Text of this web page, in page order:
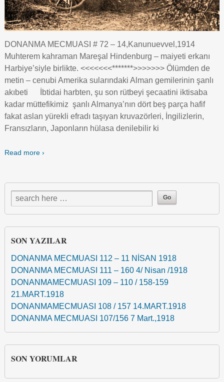
DONANMA MECMUASI # 72 – 14,Kanunuevvel,1914
Muhterem kahraman Mareşal Hindenburg – maiyeti erkanı
Harbiye’siyle birlikte. <<<<<<<*******>>>>>>> Ölümden de
metin – cenubi Amerika sularındaki Alman gemilerinin şanlı
akıbeti İbtidai harbten, şu son rütbeyi şecaatini iktisaba
kadar müttefikimiz şanlı Almanya’nın dört beş parça hafif
fakat aslan yürekli efradı taşıyan kruvazörleri, İngilizlerin,
Fransızların, Japonların hülasa denilebilir ki
Read more ›
SON YAZILAR
DONANMA MECMUASI 112 – 11 NİSAN 1918
DONANMA MECMUASI 111 – 160 4/ Nisan /1918
DONANMAMECMUASI 109 – 110 / 158-159
21.MART.1918
DONANMAMECMUASI 108 / 157 14.MART.1918
DONANMA MECMUASI 107/156 7 Mart.,1918
SON YORUMLAR